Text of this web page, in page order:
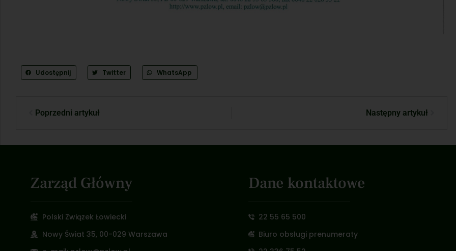
Udostępnij Twitter WhatsApp
Poprzedni artykuł Następny artykuł
Zarząd Główny
Polski Związek Łowiecki
Nowy Świat 35, 00-029 Warszawa
Dane kontaktowe
22 55 65 500
Biuro obsługi prenumeraty